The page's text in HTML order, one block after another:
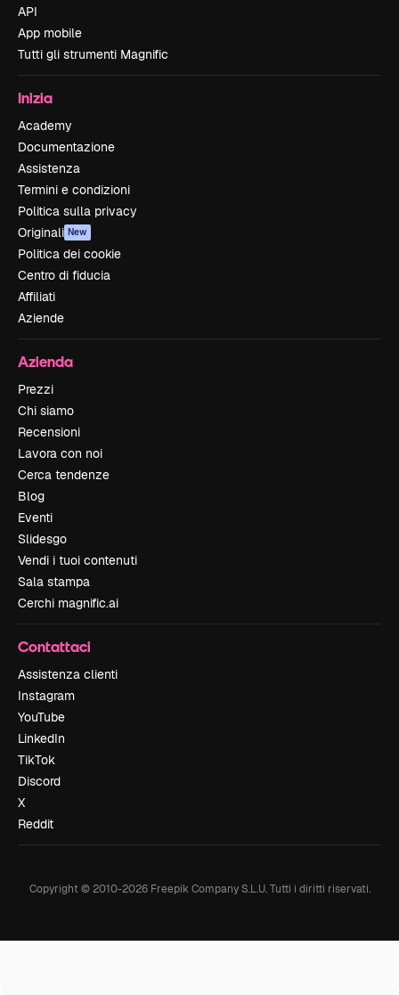
API
App mobile
Tutti gli strumenti Magnific
Inizia
Academy
Documentazione
Assistenza
Termini e condizioni
Politica sulla privacy
Originali New
Politica dei cookie
Centro di fiducia
Affiliati
Aziende
Azienda
Prezzi
Chi siamo
Recensioni
Lavora con noi
Cerca tendenze
Blog
Eventi
Slidesgo
Vendi i tuoi contenuti
Sala stampa
Cerchi magnific.ai
Contattaci
Assistenza clienti
Instagram
YouTube
LinkedIn
TikTok
Discord
X
Reddit
Copyright © 2010-2026Freepik Company S.L.U. Tutti i diritti riservati.